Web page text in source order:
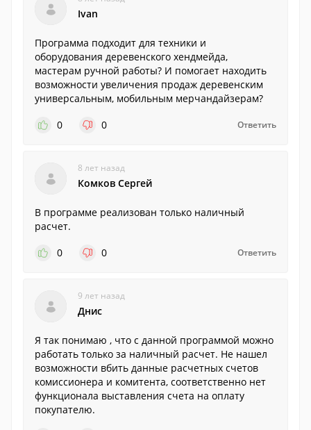
Ivan
Программа подходит для техники и
оборудования деревенского хендмейда,
мастерам ручной работы? И помогает находить
возможности увеличения продаж деревенским
универсальным, мобильным мерчандайзерам?
0
0 Ответить
8 лет назад
Комков Сергей
В программе реализован только наличный
расчет.
0
0 Ответить
9 лет назад
Днис
Я так понимаю , что с данной программой можно
работать только за наличный расчет. Не нашел
возможности вбить данные расчетных счетов
комиссионера и комитента, соответственно нет
функционала выставления счета на оплату
покупателю.